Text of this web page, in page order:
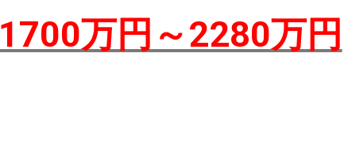
1700万円～2280万円